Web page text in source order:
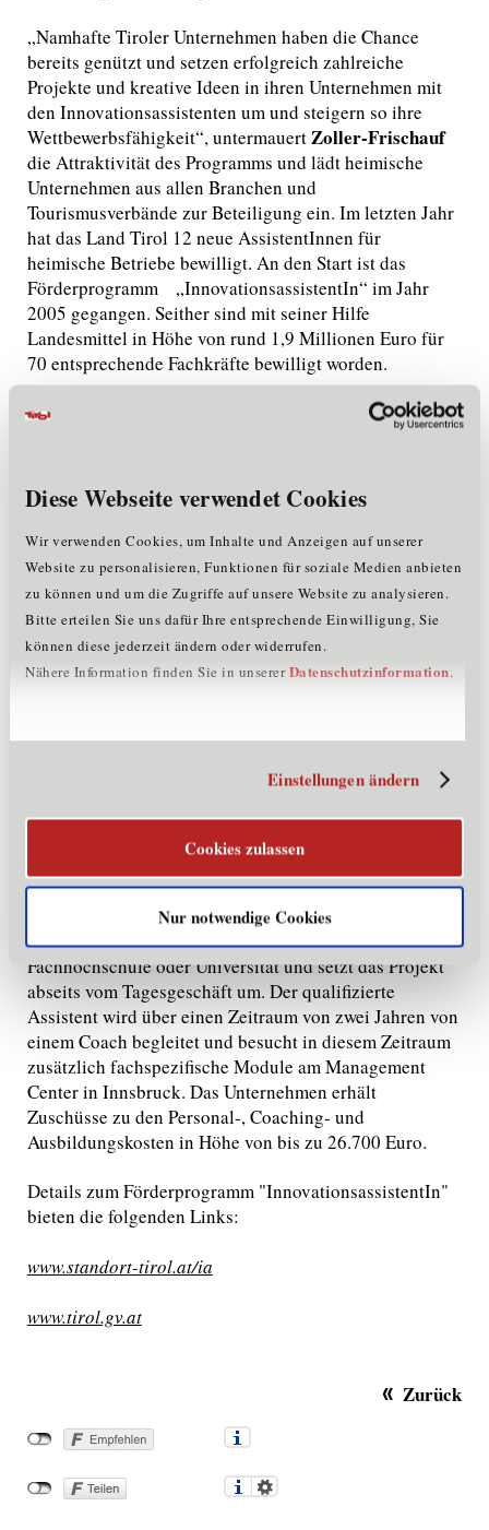
Diese Webseite verwendet Cookies
Wir verwenden Cookies, um Inhalte und Anzeigen auf unserer
Website zu personalisieren, Funktionen für soziale Medien anbieten
zu können und um die Zugriffe auf unsere Website zu analysieren.
Bitte erteilen Sie uns dafür Ihre entsprechende Einwilligung, Sie
können diese jederzeit ändern oder widerrufen.
Nähere Information finden Sie in unsererDatenschutzinformation.
Einstellungen ändern
Cookies zulassen
Nur notwendige Cookies
„Namhafte Tiroler Unternehmen haben die Chance
bereits genützt und setzen erfolgreich zahlreiche
Projekte und kreative Ideen in ihren Unternehmen mit
den Innovationsassistenten um und steigern so ihre
Wettbewerbsfähigkeit“, untermauertZoller-Frischauf
die Attraktivität des Programms und lädt heimische
Unternehmen aus allen Branchen und
Tourismusverbände zur Beteiligung ein. Im letzten Jahr
hat das Land Tirol 12 neue AssistentInnen für
heimische Betriebe bewilligt. An den Start ist das
Förderprogramm „InnovationsassistentIn“ im Jahr
2005 gegangen. Seither sind mit seiner Hilfe
Landesmittel in Höhe von rund 1,9 Millionen Euro für
70 entsprechende Fachkräfte bewilligt worden.
Von der Antragstellung bis zum eigenen
Dienstleistungs- und Organisationsprojektes. Die
Einreichung erfolgt ausschließlich mittels ausgefüllten
Antrags im Ausschreibungszeitraum von 01. März 2012
bis 30. April 2012. Unternehmen, die sich am
Förderprogramm beteiligen, müssen ein ausformuliertes
Innovationsprojekt verfolgen, für dessen Umsetzung
eine Innovationsassistentin oder ein
Innovationsassistent gefördert werden kann. „Um die
Beratungstermins mit den Förderberatern in der
Dr. Harald Gohm.
Wird das Innovationsprojekt bewilligt, stellt das
sogenannte InnovationsassistentIn oder den
sogenannten Innovationsassistenten, ein. Diese oder
dieser ist Absolvent einer Höheren Lehranstalt,
Fachhochschule oder Universität und setzt das Projekt
abseits vom Tagesgeschäft um. Der qualifizierte
Assistent wird über einen Zeitraum von zwei Jahren von
einem Coach begleitet und besucht in diesem Zeitraum
zusätzlich fachspezifische Module am Management
Center in Innsbruck. Das Unternehmen erhält
Zuschüsse zu den Personal-, Coaching- und
Ausbildungskosten in Höhe von bis zu 26.700 Euro.
Details zum Förderprogramm "InnovationsassistentIn"
bieten die folgenden Links:
www.standort-tirol.at/ia
www.tirol.gv.at
Zurück